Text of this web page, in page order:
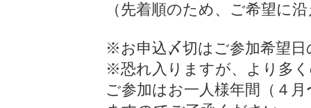
（先着順のため、ご希望に
※お申込〆切はご参加希望
※恐れ入りますが、より多
ご参加はお一人様年間（４